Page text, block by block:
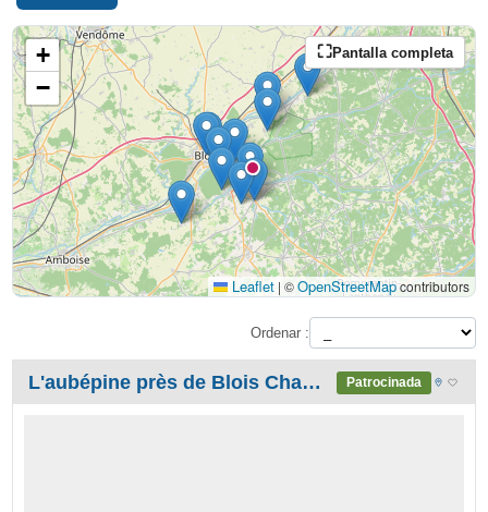
Pantalla completa
+
−
Leaflet | ©OpenStreetMapcontributors
Ordenar :
L'aubépine près de Blois Chambord, au milieu des Châteaux de la Loire Patrocinada